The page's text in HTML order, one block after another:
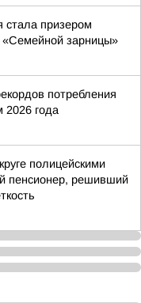
призером
«Семейной зарницы»
потребления
2026 года
полицейскими
пенсионер, решивший